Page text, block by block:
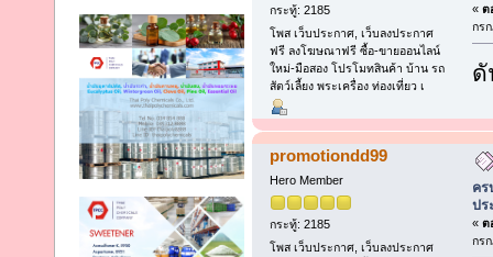
กระทู้: 2185
โพส เว็บประกาศ, เว็บลงประกาศ
ฟรี ลงโฆษณาฟรี ซื้อ-ขายออนไลน์
ใหม่-มือสอง โปรโมทสินค้า บ้าน รถ
สัตว์เลี้ยง พระเครื่อง ท่องเที่ยว เ
« ต
กร
ดั
promotiondd99
Hero Member
กระทู้: 2185
โพส เว็บประกาศ, เว็บลงประกาศ
คร
ปร
« ต
กร